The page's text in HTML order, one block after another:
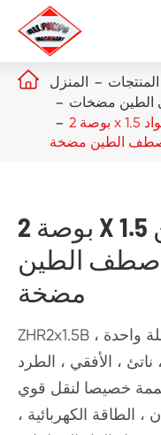
 المنزل المنتجات
الطين مضخات
2 بوصة x 1.5 بوصة البولي يوريثين تآكل مقاومة المواد
الطين مضخة
2 بوصة X 1.5 بوصة البولي يوريثين
اصطف الطين
مضخة
ZHR2x1.5B جلخ الطين مضخة هو أفقي ، مرحلة واحدة ،
، الأفقي ، الطرد
خصيصا لنقل قوي
الطاقة الكهربائية ،